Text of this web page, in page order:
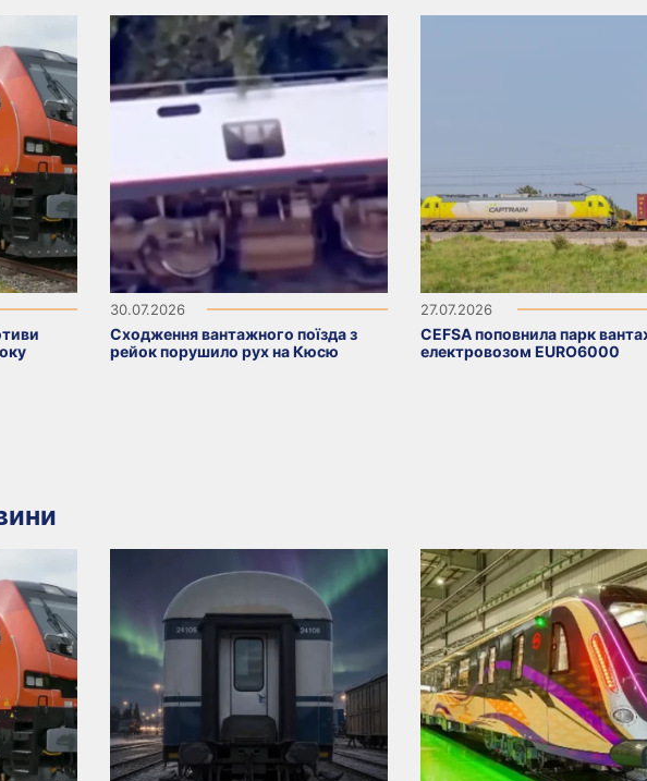
30.07.2026
Сходження вантажного поїзда з
рейок порушило рух на Кюсю
27.07.2026
CEFSA поповнила парк
електровозом EURO6000